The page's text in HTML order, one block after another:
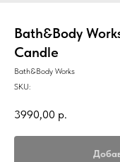
Bath&Body
Candle
Bath&Body Works
SKU:
3990,00 р.